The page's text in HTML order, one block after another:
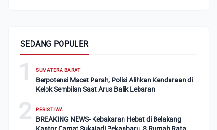
SEDANG POPULER
1 SUMATERA BARAT
Berpotensi Macet Parah, Polisi Alihkan Kendaraan di
Kelok Sembilan Saat Arus Balik Lebaran
2 PERISTIWA
BREAKING NEWS- Kebakaran Hebat di Belakang